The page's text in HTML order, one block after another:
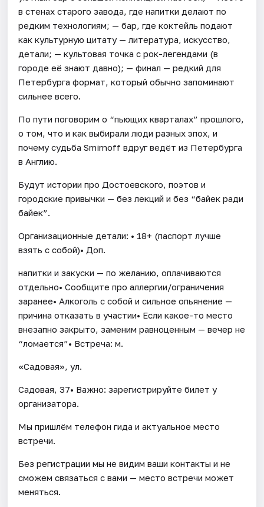
в стенах старого завода, где напитки делают по
редким технологиям; — бар, где коктейль подают
как культурную цитату — литература, искусство,
детали; — культовая точка с рок-легендами (в
городе её знают давно); — финал — редкий для
Петербурга формат, который обычно запоминают
сильнее всего.
По пути поговорим о “пьющих кварталах” прошлого,
о том, что и как выбирали люди разных эпох, и
почему судьба Smirnoff вдруг ведёт из Петербурга
в Англию.
Будут истории про Достоевского, поэтов и
городские привычки — без лекций и без “байек ради
байек”.
Организационные детали: • 18+ (паспорт лучше
взять с собой)• Доп.
напитки и закуски — по желанию, оплачиваются
отдельно• Сообщите про аллергии/ограничения
заранее• Алкоголь с собой и сильное опьянение —
причина отказать в участии• Если какое-то место
внезапно закрыто, заменим равноценным — вечер не
“ломается”• Встреча: м.
«Садовая», ул.
Садовая, 37• Важно: зарегистрируйте билет у
организатора.
Мы пришлём телефон гида и актуальное место
встречи.
Без регистрации мы не видим ваши контакты и не
сможем связаться с вами — место встречи может
меняться.